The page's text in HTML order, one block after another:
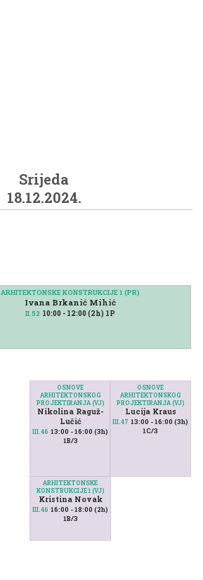
Srijeda
18.12.2024.
ARHITEKTONSKE KONSTRUKCIJE 1 (PR)
Ivana Brkanić Mihić
II.52 10:00 - 12:00 (2h) 1P
OSNOVE
ARHITEKTONSKOG
PROJEKTIRANJA (VJ)
Nikolina Raguž-
Lučić
III.46 13:00 - 16:00 (3h)
1B/3
OSNOVE
ARHITEKTONSKOG
PROJEKTIRANJA (VJ)
Lucija Kraus
III.47 13:00 - 16:00 (3h)
1C/3
ARHITEKTONSKE
KONSTRUKCIJE 1 (VJ)
Kristina Novak
III.46 16:00 - 18:00 (2h)
1B/3